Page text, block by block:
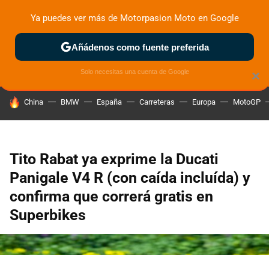
ZONA DE PRUEBAS DEPORTIVAS MOTOS ELÉCTRICAS
HOY SE HABLA DE
China BMW España Carreteras Europa MotoGP
Tito Rabat ya exprime la Ducati
Panigale V4 R (con caída incluída) y
confirma que correrá gratis en
Superbikes
×
Ya puedes ver más de Motorpasion Moto en Google
Añádenos como fuente preferida
Solo necesitas una cuenta de Google